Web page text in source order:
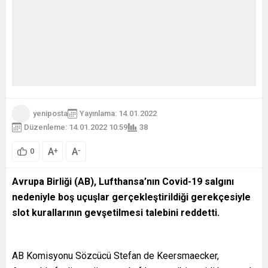
yeniposta
Yayınlama: 14.01.2022
Düzenleme: 14.01.2022 10:59
38
0 A+ A-
Avrupa Birliği (AB), Lufthansa’nın Covid-19 salgını
nedeniyle boş uçuşlar gerçekleştirildiği gerekçesiyle
slot kurallarının gevşetilmesi talebini reddetti.
AB Komisyonu Sözcücü Stefan de Keersmaecker,